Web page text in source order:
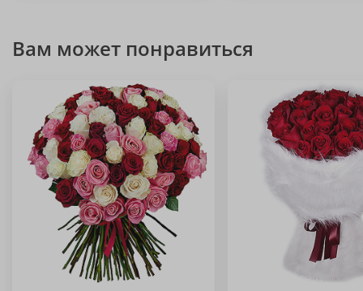
Вам может понравиться